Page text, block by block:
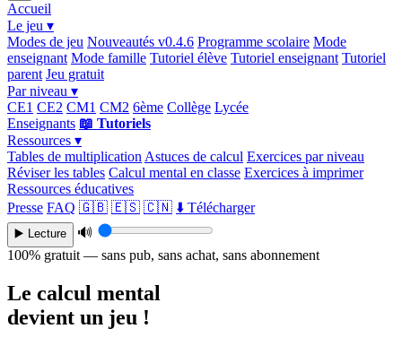
Accueil
Le jeu ▾
Modes de jeu Nouveautés v0.4.6 Programme scolaire Mode
enseignant Mode famille Tutoriel élève Tutoriel enseignant Tutoriel
parent Jeu gratuit
Par niveau ▾
CE1 CE2 CM1 CM2 6ème Collège Lycée
Enseignants 📖 Tutoriels
Ressources ▾
Tables de multiplication Astuces de calcul Exercices par niveau
Réviser les tables Calcul mental en classe Exercices à imprimer
Ressources éducatives
Presse FAQ 🇬🇧 🇪🇸 🇨🇳 ⬇️ Télécharger
▶️ Lecture
🔊
100% gratuit — sans pub, sans achat, sans abonnement
Le calcul mental
devient un jeu !